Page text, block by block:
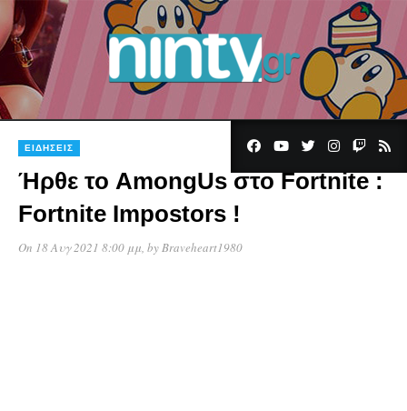
ΕΙΔΉΣΕΙΣ
Ήρθε το AmongUs στο Fortnite :
Fortnite Impostors !
On 18 Αυγ 2021 8:00 μμ , by Braveheart1980